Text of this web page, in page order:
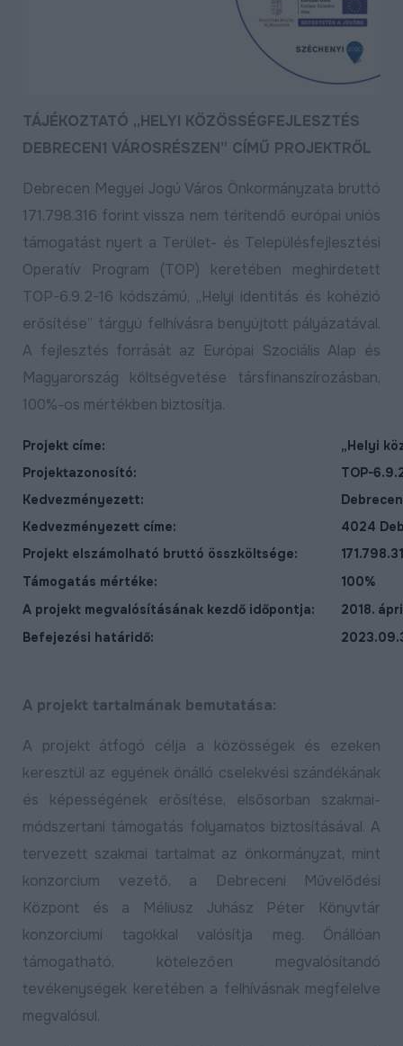
TÁJÉKOZTATÓ „HELYI KÖZÖSSÉGFEJLESZTÉS
DEBRECEN1 VÁROSRÉSZEN” CÍMŰ PROJEKTRŐL
Debrecen Megyei Jogú Város Önkormányzata bruttó
171.798.316 forint vissza nem térítendő európai uniós
támogatást nyert a Terület- és Településfejlesztési
Operatív Program (TOP) keretében meghirdetett
TOP-6.9.2-16 kódszámú, „Helyi identitás és kohézió
erősítése” tárgyú felhívásra benyújtott pályázatával.
A fejlesztés forrását az Európai Szociális Alap és
Magyarország költségvetése társfinanszírozásban,
100%-os mértékben biztosítja.
Projekt címe:
„Helyi
Projektazonosító:
TOP-
Kedvezményezett:
Kedvezményezett címe:
4024
Projekt elszámolható bruttó összköltsége:
Támogatás mértéke:
100%
A projekt megvalósításának kezdő időpontja:
2018.
Befejezési határidő:
A projekt tartalmának bemutatása:
A projekt átfogó célja a közösségek és ezeken
keresztül az egyének önálló cselekvési szándékának
és képességének erősítése, elsősorban szakmai-
módszertani támogatás folyamatos biztosításával. A
tervezett szakmai tartalmat az önkormányzat, mint
konzorcium vezető, a Debreceni Művelődési
Központ és a Méliusz Juhász Péter Könyvtár
konzorciumi tagokkal valósítja meg. Önállóan
támogatható, kötelezően megvalósítandó
tevékenységek keretében a felhívásnak megfelelve
megvalósul.